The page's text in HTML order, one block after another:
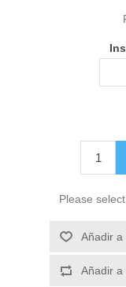
Please